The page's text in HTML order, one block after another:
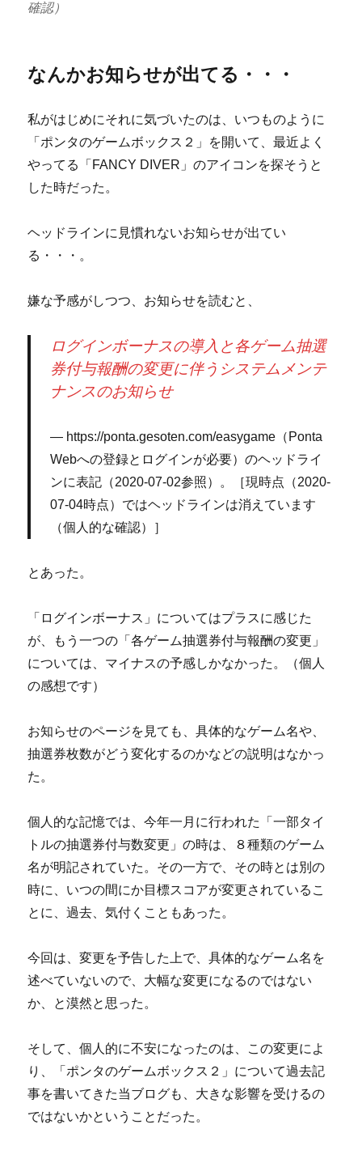
確認）
なんかお知らせが出てる・・・
私がはじめにそれに気づいたのは、いつものように
「ポンタのゲームボックス２」を開いて、最近よく
やってる「FANCY DIVER」のアイコンを探そうと
した時だった。
ヘッドラインに見慣れないお知らせが出てい
る・・・。
嫌な予感がしつつ、お知らせを読むと、
ログインボーナスの導入と各ゲーム抽選
券付与報酬の変更に伴うシステムメンテ
ナンスのお知らせ
https://ponta.gesoten.com/easygame （Ponta
Webへの登録とログインが必要）のヘッドライ
ンに表記（2020-07-02参照）。［現時点（2020-
07-04時点）ではヘッドラインは消えています
（個人的な確認）］
とあった。
「ログインボーナス」についてはプラスに感じた
が、もう一つの「各ゲーム抽選券付与報酬の変更」
については、マイナスの予感しかなかった。（個人
の感想です）
お知らせのページを見ても、具体的なゲーム名や、
抽選券枚数がどう変化するのかなどの説明はなかっ
た。
個人的な記憶では、今年一月に行われた「一部タイ
トルの抽選券付与数変更」の時は、８種類のゲーム
名が明記されていた。その一方で、その時とは別の
時に、いつの間にか目標スコアが変更されているこ
とに、過去、気付くこともあった。
今回は、変更を予告した上で、具体的なゲーム名を
述べていないので、大幅な変更になるのではない
か、と漠然と思った。
そして、個人的に不安になったのは、この変更によ
り、「ポンタのゲームボックス２」について過去記
事を書いてきた当ブログも、大きな影響を受けるの
ではないかということだった。